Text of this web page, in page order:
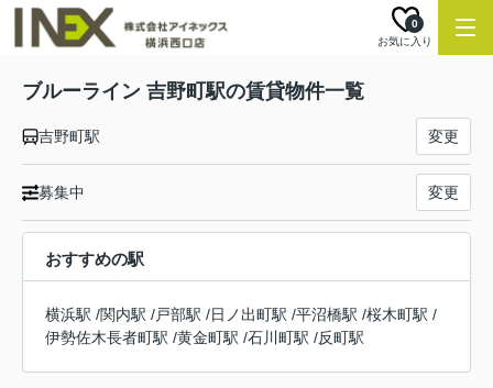
お気に入り
0
ブルーライン 吉野町駅の賃貸物件一覧
吉野町駅 変更
募集中 変更
おすすめの駅
横浜駅 /関内駅 /戸部駅 /日ノ出町駅 /平沼橋駅 /桜木町駅 /
伊勢佐木長者町駅 /黄金町駅 /石川町駅 /反町駅